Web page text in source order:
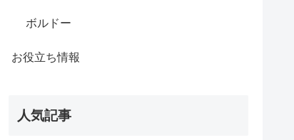
ボルドー
お役立ち情報
人気記事